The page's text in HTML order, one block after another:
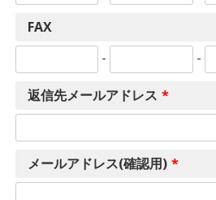
FAX
-
-
返信先メールアドレス *
メールアドレス(確認用) *